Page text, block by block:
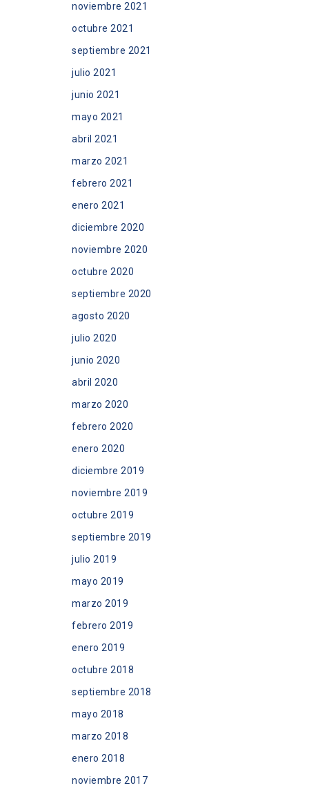
noviembre 2021
octubre 2021
septiembre 2021
julio 2021
junio 2021
mayo 2021
abril 2021
marzo 2021
febrero 2021
enero 2021
diciembre 2020
noviembre 2020
octubre 2020
septiembre 2020
agosto 2020
julio 2020
junio 2020
abril 2020
marzo 2020
febrero 2020
enero 2020
diciembre 2019
noviembre 2019
octubre 2019
septiembre 2019
julio 2019
mayo 2019
marzo 2019
febrero 2019
enero 2019
octubre 2018
septiembre 2018
mayo 2018
marzo 2018
enero 2018
noviembre 2017